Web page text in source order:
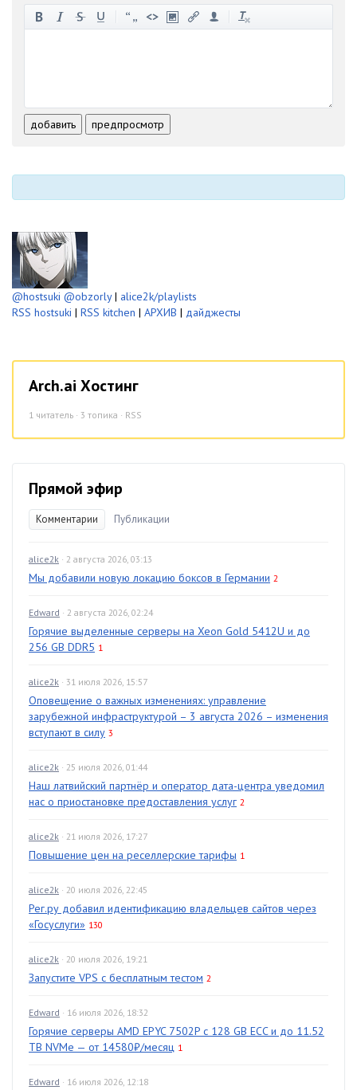
-
-
-
добавить предпросмотр
@hostsuki @obzorly| alice2k/playlists
RSS hostsuki | RSS kitchen | АРХИВ | дайджесты
Arch.ai Хостинг
1 читатель · 3 топика · RSS
Прямой эфир
Комментарии Публикации
alice2k · 2 августа 2026, 03:13
Мы добавили новую локацию боксов в Германии 2
Edward · 2 августа 2026, 02:24
Горячие выделенные серверы на Xeon Gold 5412U и до
256 GB DDR5 1
alice2k · 31 июля 2026, 15:57
Оповещение о важных изменениях: управление
зарубежной инфраструктурой – 3 августа 2026 – изменения
вступают в силу 3
alice2k · 25 июля 2026, 01:44
Наш латвийский партнёр и оператор дата-центра уведомил
нас о приостановке предоставления услуг 2
alice2k · 21 июля 2026, 17:27
Повышение цен на реселлерские тарифы 1
alice2k · 20 июля 2026, 22:45
Рег.ру добавил идентификацию владельцев сайтов через
«Госуслуги» 130
alice2k · 20 июля 2026, 19:21
Запустите VPS с бесплатным тестом 2
Edward · 16 июля 2026, 18:32
Горячие серверы AMD EPYC 7502P с 128 GB ECC и до 11.52
TB NVMe — от 14580₽/месяц 1
Edward · 16 июля 2026, 12:18